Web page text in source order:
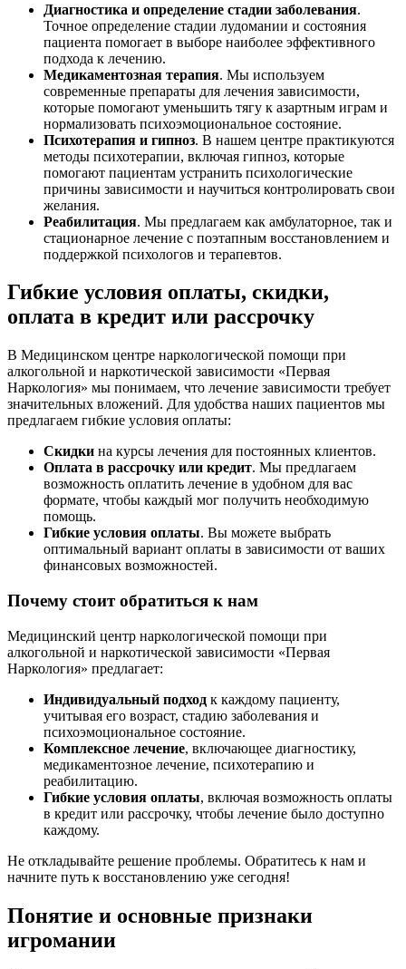
Диагностика и определение стадии заболевания.
Точное определение стадии лудомании и состояния
пациента помогает в выборе наиболее эффективного
подхода к лечению.
Медикаментозная терапия. Мы используем
современные препараты для лечения зависимости,
которые помогают уменьшить тягу к азартным играм и
нормализовать психоэмоциональное состояние.
Психотерапия и гипноз. В нашем центре практикуются
методы психотерапии, включая гипноз, которые
помогают пациентам устранить психологические
причины зависимости и научиться контролировать свои
желания.
Реабилитация. Мы предлагаем как амбулаторное, так и
стационарное лечение с поэтапным восстановлением и
поддержкой психологов и терапевтов.
Гибкие условия оплаты, скидки,
оплата в кредит или рассрочку
В Медицинском центре наркологической помощи при
алкогольной и наркотической зависимости «Первая
Наркология» мы понимаем, что лечение зависимости требует
значительных вложений. Для удобства наших пациентов мы
предлагаем гибкие условия оплаты:
Скидки на курсы лечения для постоянных клиентов.
Оплата в рассрочку или кредит. Мы предлагаем
возможность оплатить лечение в удобном для вас
формате, чтобы каждый мог получить необходимую
помощь.
Гибкие условия оплаты. Вы можете выбрать
оптимальный вариант оплаты в зависимости от ваших
финансовых возможностей.
Почему стоит обратиться к нам
Медицинский центр наркологической помощи при
алкогольной и наркотической зависимости «Первая
Наркология» предлагает:
Индивидуальный подход к каждому пациенту,
учитывая его возраст, стадию заболевания и
психоэмоциональное состояние.
Комплексное лечение, включающее диагностику,
медикаментозное лечение, психотерапию и
реабилитацию.
Гибкие условия оплаты, включая возможность оплаты
в кредит или рассрочку, чтобы лечение было доступно
каждому.
Не откладывайте решение проблемы. Обратитесь к нам и
начните путь к восстановлению уже сегодня!
Понятие и основные признаки
игромании